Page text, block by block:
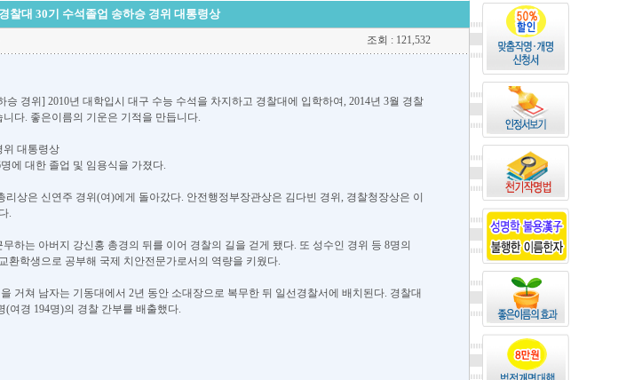
찰대 30기 수석졸업 송하승 경위 대통령상
조회 : 121,532
경위] 2010년 대학입시 대구 수능 수석을 차지하고 경찰대에 입학하여, 2014년 3월 경찰
다. 좋은이름의 기운은 기적을 만듭니다.
위 대통령상
에 대한 졸업 및 임용식을 가졌다.
상은 신연주 경위(여)에게 돌아갔다. 안전행정부장관상은 김다빈 경위, 경찰청장상은 이
.
하는 아버지 강신홍 총경의 뒤를 이어 경찰의 길을 걷게 됐다. 또 성수인 경위 등 8명의
환학생으로 공부해 국제 치안전문가로서의 역량을 키웠다.
거쳐 남자는 기동대에서 2년 동안 소대장으로 복무한 뒤 일선경찰서에 배치된다. 경찰대
(여경 194명)의 경찰 간부를 배출했다.